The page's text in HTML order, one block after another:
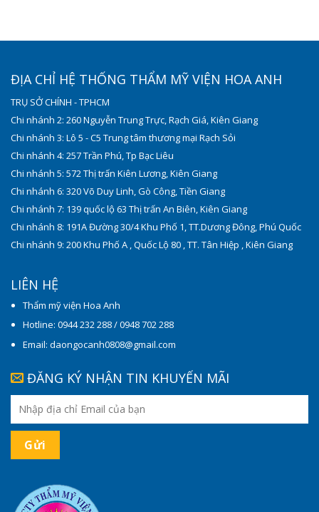
ĐỊA CHỈ HỆ THỐNG THẨM MỸ VIỆN HOA ANH
TRỤ SỞ CHÍNH - TPHCM
Chi nhánh 2: 260 Nguyễn Trung Trực, Rạch Giá, Kiên Giang
Chi nhánh 3: Lô 5 - C5 Trung tâm thương mại Rạch Sỏi
Chi nhánh 4: 257 Trần Phú, Tp Bạc Liêu
Chi nhánh 5: 572 Thị trấn Kiên Lương, Kiên Giang
Chi nhánh 6: 320 Võ Duy Linh, Gò Công, Tiền Giang
Chi nhánh 7: 139 quốc lộ 63 Thị trấn An Biên, Kiên Giang
Chi nhánh 8: 191A Đường 30/4 Khu Phố 1, TT.Dương Đông, Phú Quốc
Chi nhánh 9: 200 Khu Phố A , Quốc Lộ 80 , TT. Tân Hiệp , Kiên Giang
LIÊN HỆ
Thẩm mỹ viện Hoa Anh
Hotline: 0944 232 288 / 0948 702 288
Email: daongocanh0808@gmail.com
ĐĂNG KÝ NHẬN TIN KHUYẾN MÃI